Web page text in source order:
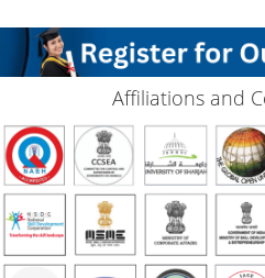
Affiliations and